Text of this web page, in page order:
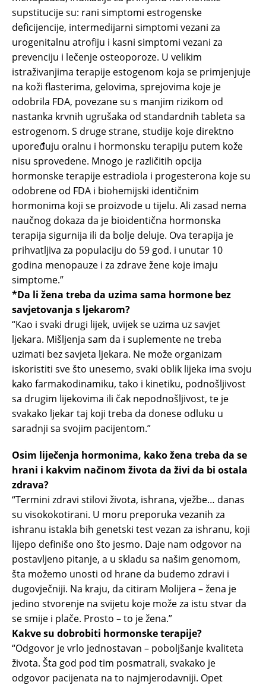
supstitucije su: rani simptomi estrogenske
deficijencije, intermedijarni simptomi vezani za
urogenitalnu atrofiju i kasni simptomi vezani za
prevenciju i lečenje osteoporoze. U velikim
istraživanjima terapije estogenom koja se primjenjuje
na koži flasterima, gelovima, sprejovima koje je
odobrila FDA, povezane su s manjim rizikom od
nastanka krvnih ugrušaka od standardnih tableta sa
estrogenom. S druge strane, studije koje direktno
upoređuju oralnu i hormonsku terapiju putem kože
nisu sprovedene. Mnogo je različitih opcija
hormonske terapije estradiola i progesterona koje su
odobrene od FDA i biohemijski identičnim
hormonima koji se proizvode u tijelu. Ali zasad nema
naučnog dokaza da je bioidentična hormonska
terapija sigurnija ili da bolje deluje. Ova terapija je
prihvatljiva za populaciju do 59 god. i unutar 10
godina menopauze i za zdrave žene koje imaju
simptome.”
*Da li žena treba da uzima sama hormone bez
savjetovanja s ljekarom?
“Kao i svaki drugi lijek, uvijek se uzima uz savjet
ljekara. Mišljenja sam da i suplemente ne treba
uzimati bez savjeta ljekara. Ne može organizam
iskoristiti sve što unesemo, svaki oblik lijeka ima svoju
kako farmakodinamiku, tako i kinetiku, podnošljivost
sa drugim lijekovima ili čak nepodnošljivost, te je
svakako ljekar taj koji treba da donese odluku u
saradnji sa svojim pacijentom.”
Osim liječenja hormonima, kako žena treba da se
hrani i kakvim načinom života da živi da bi ostala
zdrava?
“Termini zdravi stilovi života, ishrana, vježbe… danas
su visokokotirani. U moru preporuka vezanih za
ishranu istakla bih genetski test vezan za ishranu, koji
lijepo definiše ono što jesmo. Daje nam odgovor na
postavljeno pitanje, a u skladu sa našim genomom,
šta možemo unosti od hrane da budemo zdravi i
dugovječniji. Na kraju, da citiram Molijera – žena je
jedino stvorenje na svijetu koje može za istu stvar da
se smije i plače. Prosto – to je žena.”
Kakve su dobrobiti hormonske terapije?
“Odgovor je vrlo jednostavan – poboljšanje kvaliteta
života. Šta god pod tim posmatrali, svakako je
odgovor pacijenata na to najmjerodavniji. Opet